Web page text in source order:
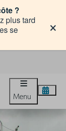
?
plus tard
se
×
Menu